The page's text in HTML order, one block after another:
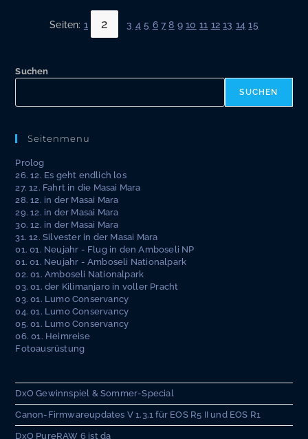
Seiten: 1 2 3 4 5 6 7 8 9 10 11 12 13 14 15
Suchen
SUCHEN
Seitenmenu
Prolog
26. 12. Es geht endlich los
27. 12. Fahrt in die Masai Mara
28. 12. in der Masai Mara
29. 12. in der Masai Mara
30. 12. in der Masai Mara
31. 12. Silvester in der Masai Mara
01. 01. Neujahr - Flug in den Amboseli NP
01. 01. Neujahr - Amboseli Nationalpark
02. 01. Amboseli Nationalpark
03. 01. der Kilimanjaro in voller Pracht
03. 01. Lumo Conservancy
04. 01. Lumo Conservancy
05. 01. Lumo Conservancy
06. 01. Heimreise
Fotoausrüstung
DxO Gewinnspiel & Sommer-Special
Canon-Firmwareupdates V 1.3.1 für EOS R5 II und EOS R1
DxO PureRAW 6 ist da